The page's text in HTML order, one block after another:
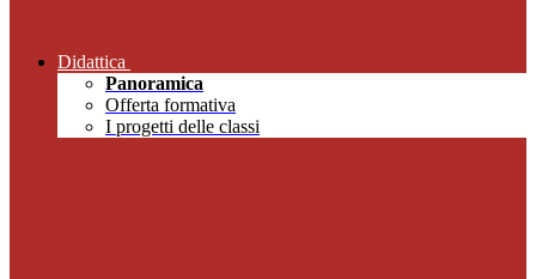
Didattica
Panoramica
Offerta formativa
I progetti delle classi